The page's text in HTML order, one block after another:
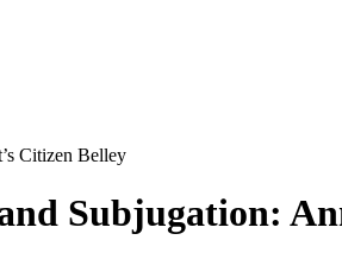
Citizen Belley
Subjugation: